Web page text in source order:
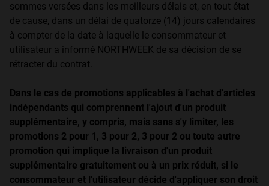
sommes versées dans les meilleurs délais et, en tout état
de cause, dans un délai de quatorze (14) jours calendaires
à compter de la date à laquelle le consommateur et
utilisateur a informé NORTHWEEK de sa décision de se
rétracter du contrat.
Dans le cas de promotions applicables à l'achat d'articles
indépendants qui comprennent l'ajout d'un produit
supplémentaire, y compris, mais sans s'y limiter, les
promotions 2 pour 1, 3 pour 2, 3 pour 2 ou toute autre
promotion qui implique la livraison d'un produit
supplémentaire gratuitement ou à un prix réduit, si le
consommateur et l'utilisateur décide d'appliquer son droit